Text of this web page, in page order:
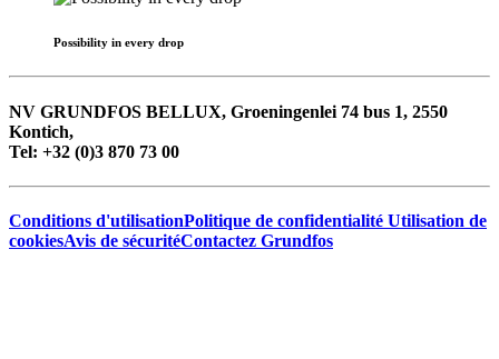
Possibility in every drop
NV GRUNDFOS BELLUX, Groeningenlei 74 bus 1, 2550
Kontich,
Tel: +32 (0)3 870 73 00
Conditions d'utilisationPolitique de confidentialité Utilisation de
cookiesAvis de sécuritéContactez Grundfos